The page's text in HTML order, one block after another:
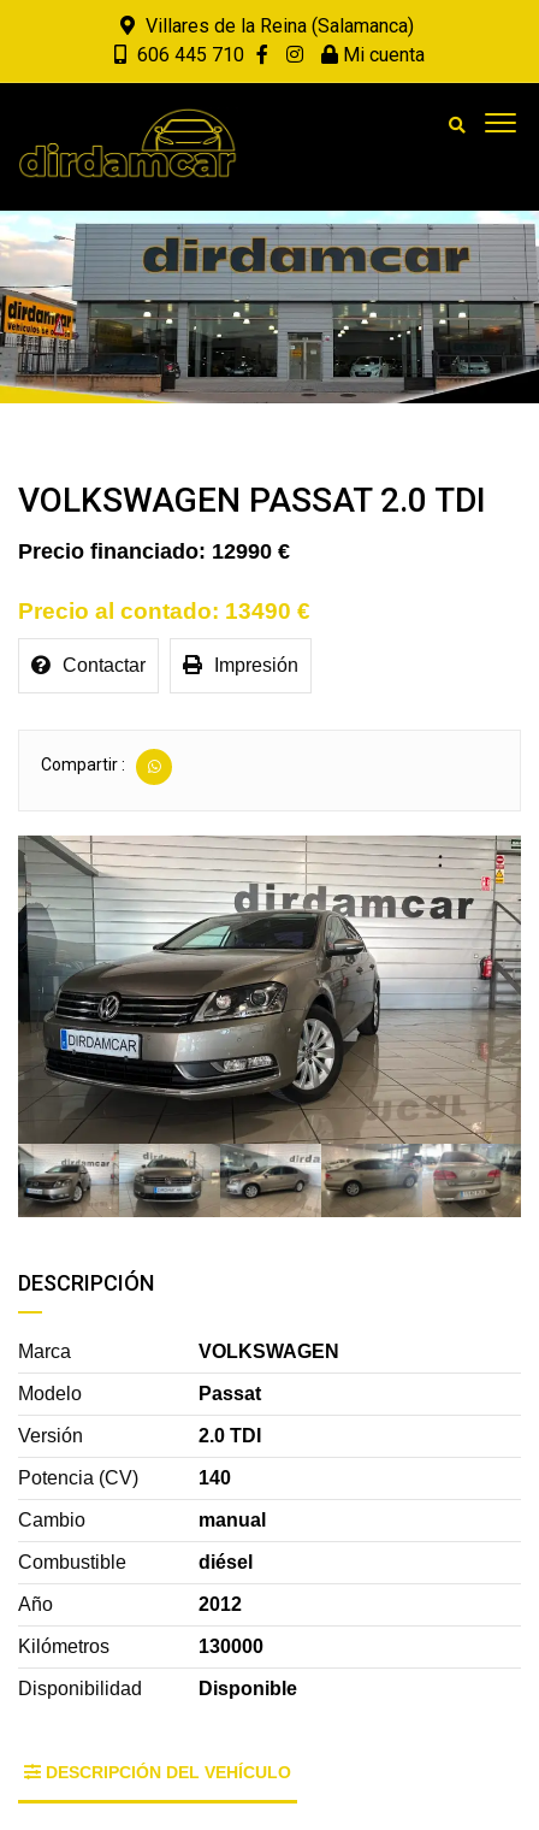
Villares de la Reina (Salamanca)
606 445 710
Mi cuenta
VOLKSWAGEN PASSAT 2.0 TDI
12990 €
13490 €
Contactar Impresión
Compartir :
DESCRIPCIÓN
Marca VOLKSWAGEN
Modelo Passat
Versión 2.0 TDI
Potencia (CV) 140
Cambio manual
Combustible diésel
Año 2012
Kilómetros 130000
Disponibilidad Disponible
DESCRIPCIÓN DEL VEHÍCULO